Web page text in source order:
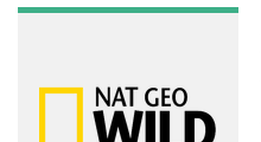
Disney